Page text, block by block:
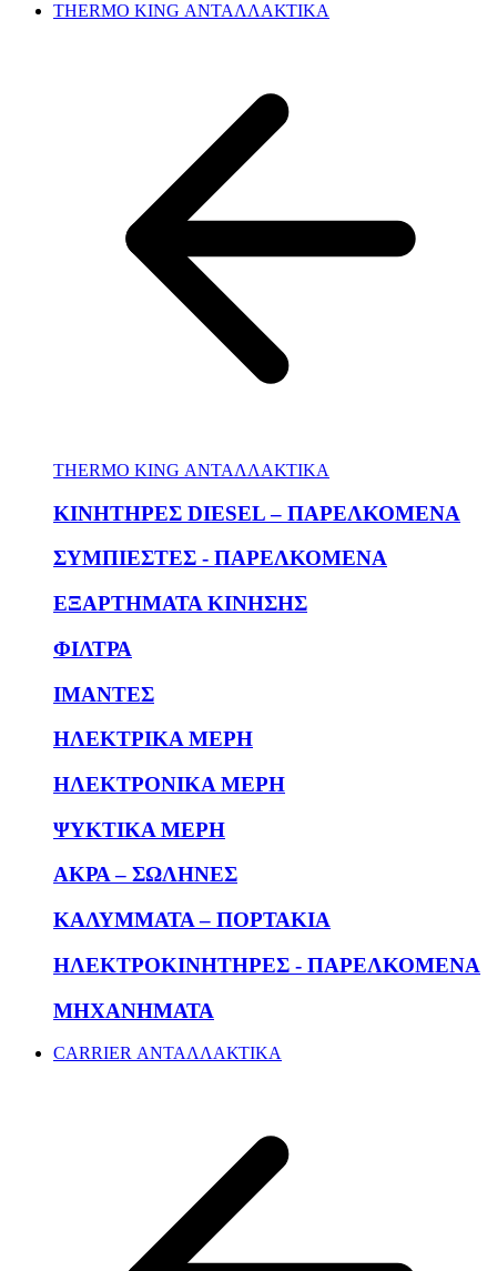
THERMO KING ΑΝΤΑΛΛΑΚΤΙΚΑ
THERMO KING ΑΝΤΑΛΛΑΚΤΙΚΑ
KΙΝΗΤΗΡΕΣ DIESEL – ΠΑΡΕΛΚΟΜΕΝΑ
ΣΥΜΠΙΕΣΤΕΣ - ΠΑΡΕΛΚΟΜΕΝΑ
ΕΞΑΡΤΗΜΑΤΑ ΚΙΝΗΣΗΣ
ΦΙΛΤΡΑ
ΙΜΑΝΤΕΣ
ΗΛΕΚΤΡΙΚΑ ΜΕΡΗ
ΗΛΕΚΤΡΟΝΙΚΑ ΜΕΡΗ
ΨΥΚΤΙΚΑ ΜΕΡΗ
ΑΚΡΑ – ΣΩΛΗΝΕΣ
ΚΑΛΥΜΜΑΤΑ – ΠΟΡΤΑΚΙΑ
ΗΛΕΚΤΡΟΚΙΝΗΤΗΡΕΣ - ΠΑΡΕΛΚΟΜΕΝΑ
ΜΗΧΑΝΗΜΑΤΑ
CARRIER ΑΝΤΑΛΛΑΚΤΙΚΑ